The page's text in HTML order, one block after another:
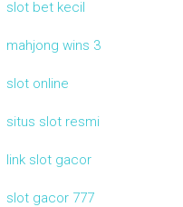
slot bet kecil
mahjong wins 3
slot online
situs slot resmi
link slot gacor
slot gacor 777